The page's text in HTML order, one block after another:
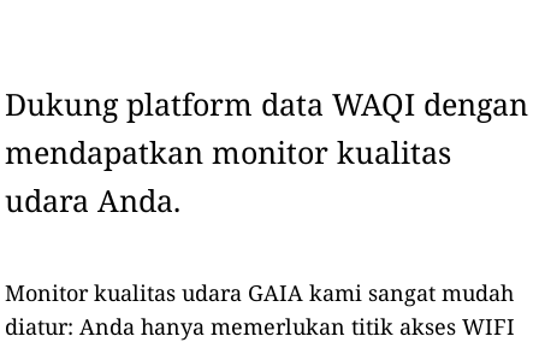
Dukung platform data WAQI dengan
mendapatkan monitor kualitas
udara Anda.
Monitor kualitas udara GAIA kami sangat mudah
diatur: Anda hanya memerlukan titik akses WIFI